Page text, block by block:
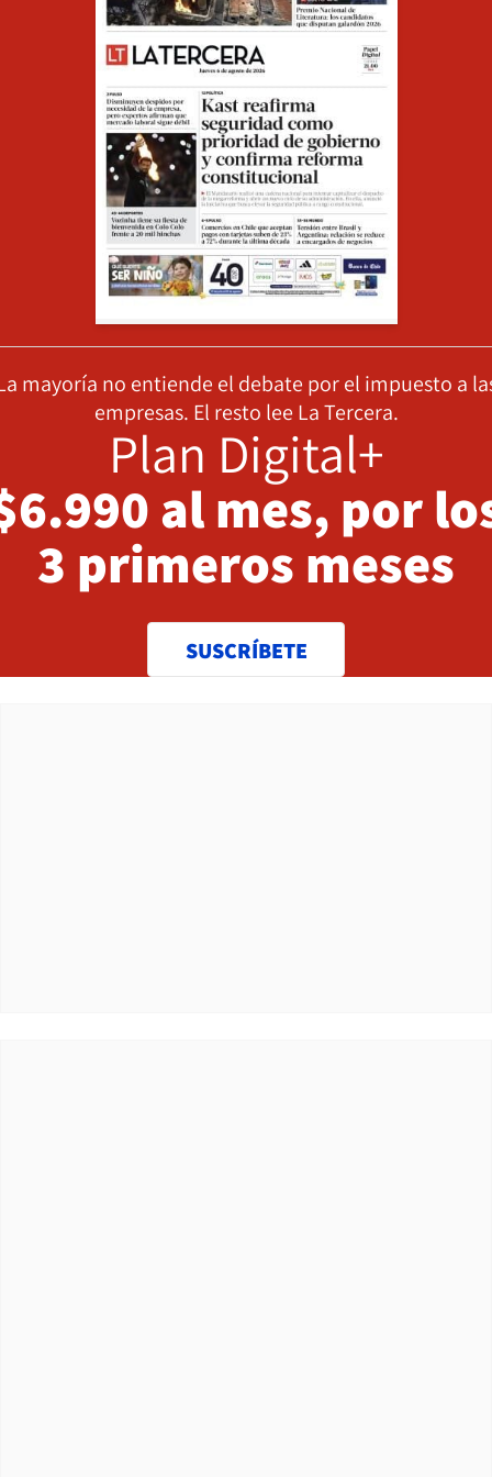
mayoría no entiende el debate por el impuesto a
empresas. El resto lee La Tercera.
Plan Digital+
al mes, por
3 primeros meses
SUSCRÍBETE